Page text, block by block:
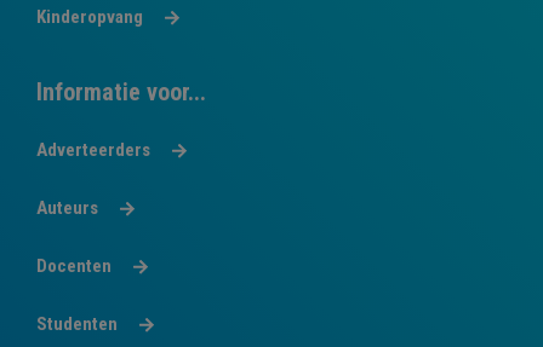
Kinderopvang
Informatie voor...
Adverteerders
Auteurs
Docenten
Studenten